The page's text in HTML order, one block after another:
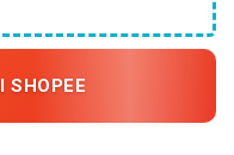
SHOPEE